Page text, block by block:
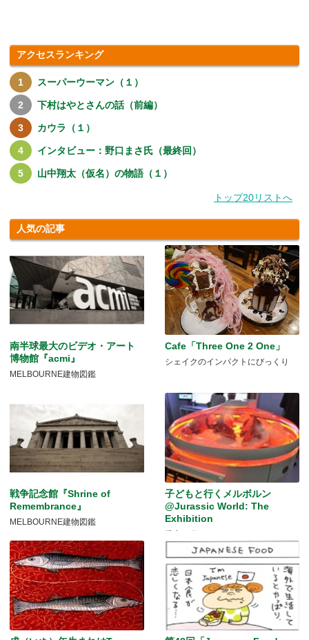
アクセスランキング
スーパーウーマン（１）
下村はやとさんの話（前編）
カウラ（１）
インタビュー：野口まさ氏（最終回）
山中翔太（仮名）の物語（１）
トップ20リストへ
人気の記事
南半球最大のビデオ・アート
博物館『acmi』
MELBOURNE建物図鑑
Cafe「Three One 2 One」
シェイクのインパクトにびっくり
戦争記念館『Shrine of
Remembrance』
MELBOURNE建物図鑑
子どもと行くメルボルン
@Jurassic World: The
Exhibition